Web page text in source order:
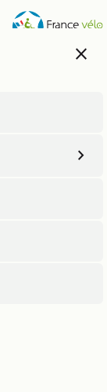
Aller
au
close